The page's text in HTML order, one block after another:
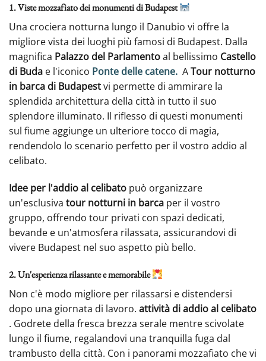
1. Viste mozzafiato dei monumenti di Budapest
Una crociera notturna lungo il Danubio vi offre la
migliore vista dei luoghi più famosi di Budapest. Dalla
magnifica Palazzo del Parlamentoal bellissimo Castello
di Buda e l'iconico Ponte delle catene. ATour notturno
in barca di Budapestvi permette di ammirare la
splendida architettura della città in tutto il suo
splendore illuminato. Il riflesso di questi monumenti
sul fiume aggiunge un ulteriore tocco di magia,
rendendolo lo scenario perfetto per il vostro addio al
celibato.
Idee per l'addio al celibato può organizzare
un'esclusiva tour notturni in barca per il vostro
gruppo, offrendo tour privati con spazi dedicati,
bevande e un'atmosfera rilassata, assicurandovi di
vivere Budapest nel suo aspetto più bello.
2. Un'esperienza rilassante e memorabile
Non c'è modo migliore per rilassarsi e distendersi
dopo una giornata di lavoro. attività di addio al celibato
. Godrete della fresca brezza serale mentre scivolate
lungo il fiume, regalandovi una tranquilla fuga dal
trambusto della città. Con i panorami mozzafiato che vi